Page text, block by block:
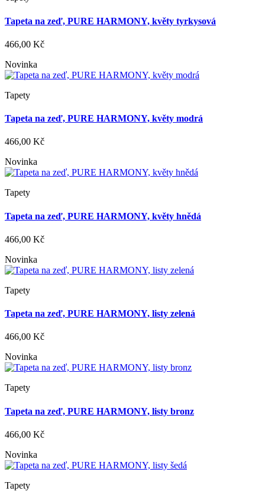
Tapeta na zeď, PURE HARMONY, květy tyrkysová
466,00 Kč
Novinka
Tapety
Tapeta na zeď, PURE HARMONY, květy modrá
466,00 Kč
Novinka
Tapety
Tapeta na zeď, PURE HARMONY, květy hnědá
466,00 Kč
Novinka
Tapety
Tapeta na zeď, PURE HARMONY, listy zelená
466,00 Kč
Novinka
Tapety
Tapeta na zeď, PURE HARMONY, listy bronz
466,00 Kč
Novinka
Tapety